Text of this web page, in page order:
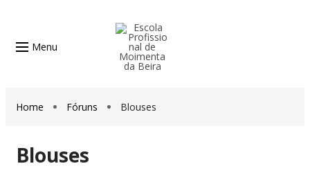
Menu
Home Fóruns Blouses
Blouses